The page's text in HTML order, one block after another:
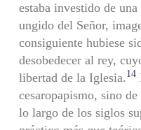
estaba inves­tido de
ungido del Señor,
consiguiente hubiese
desobedecer al rey,
libertad de la Igle­sia. 14
cesaropapismo, sino
lo largo de los siglos